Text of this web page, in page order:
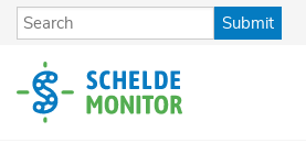
Skip
content
Submit